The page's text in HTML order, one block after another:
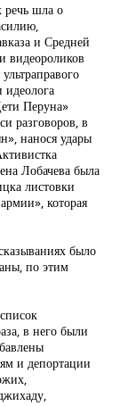
речь шла о
и Средней
видеороликов
Перуна»
разговоров, в
нанося удары
Лобачева была
листовки
которая
было
по этим
в него были
и депортации